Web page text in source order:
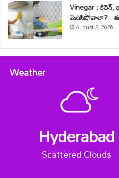
Vinegar :
మెరిసిపోవాలా?.. ఈ
August 8, 2026
Weather
Hyderabad
Scattered Clouds